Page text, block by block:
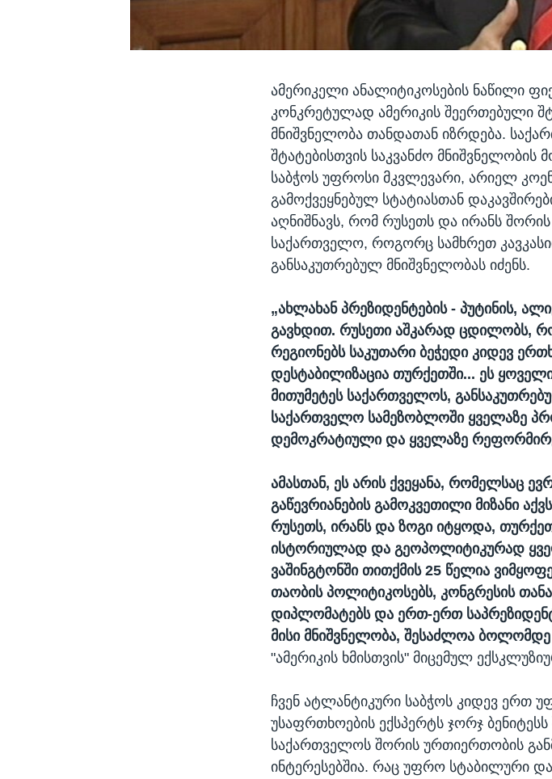
ამერიკელი ანალიტიკოსების ნაწილი
კონკრეტულად ამერიკის შეერთებული
მნიშვნელობა თანდათან იზრდება.
შტატებისთვის საკვანძო მნიშვნელობის
საბჭოს უფროსი მკვლევარი, არიელ
გამოქვეყნებულ სტატიასთან
აღნიშნავს, რომ რუსეთს და ირანს
საქართველო, როგორც სამხრეთ
განსაკუთრებულ მნიშვნელობას იძენს.
„ახლახან პრეზიდენტების - პუტინის,
გავხდით. რუსეთი აშკარად ცდილობს,
რეგიონებს საკუთარი ბეჭედი კიდევ
დესტაბილიზაცია თურქეთში... ეს
მითუმეტეს საქართველოს,
საქართველო სამეზობლოში ყველაზე
დემოკრატიული და ყველაზე
ამასთან, ეს არის ქვეყანა, რომელსაც
გაწევრიანების გამოკვეთილი მიზანი
რუსეთს, ირანს და ზოგი იტყოდა,
ისტორიულად და გეოპოლიტიკურად
ვაშინგტონში თითქმის 25 წელია
თაობის პოლიტიკოსებს, კონგრესის
დიპლომატებს და ერთ-ერთ
მისი მნიშვნელობა, შესაძლოა
"ამერიკის ხმისთვის" მიცემულ
ჩვენ ატლანტიკური საბჭოს კიდევ ერთ
უსაფრთხოების ექსპერტს ჯორჯ
საქართველოს შორის ურთიერთობის
ინტერესებშია. რაც უფრო სტაბილური